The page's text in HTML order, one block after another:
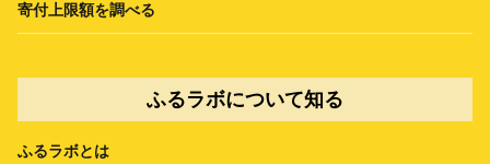
寄付上限額を調べる
ふるラボについて知る
ふるラボとは